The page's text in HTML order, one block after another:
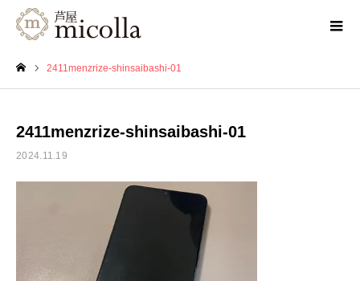
2411menzrize-shinsaibashi-01
2411menzrize-shinsaibashi-01
2024.11.19